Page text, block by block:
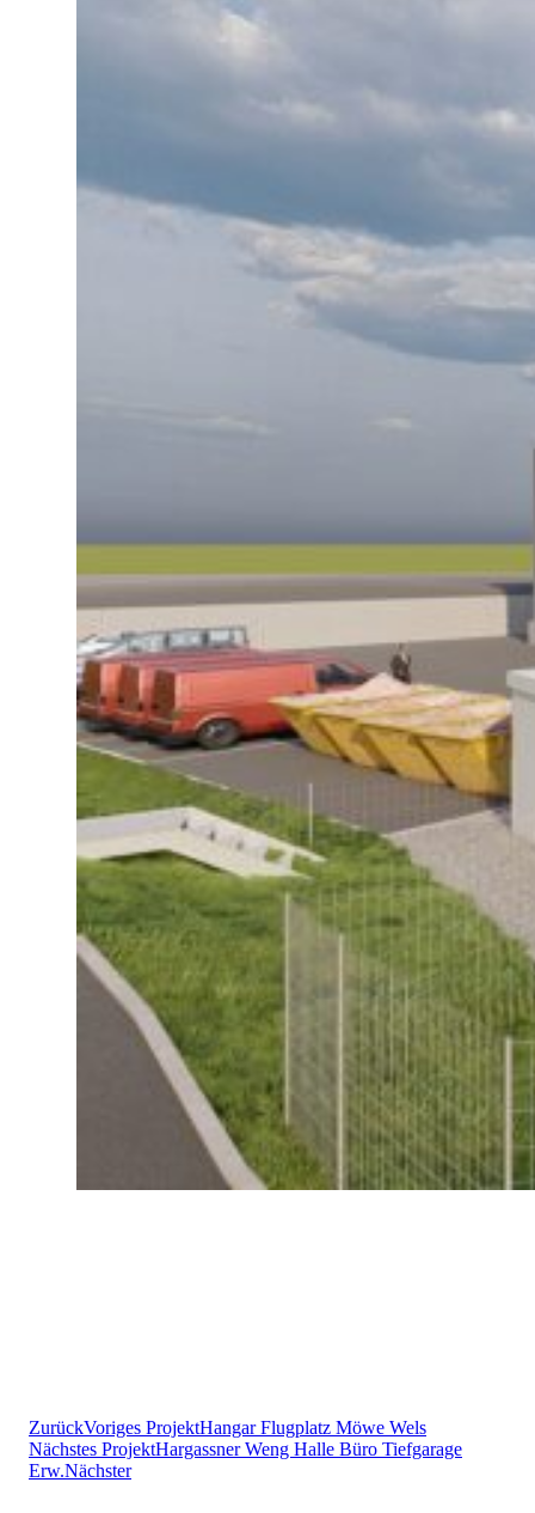
ZurückVoriges ProjektHangar Flugplatz Möwe Wels
Nächstes ProjektHargassner Weng Halle Büro Tiefgarage
Erw.Nächster